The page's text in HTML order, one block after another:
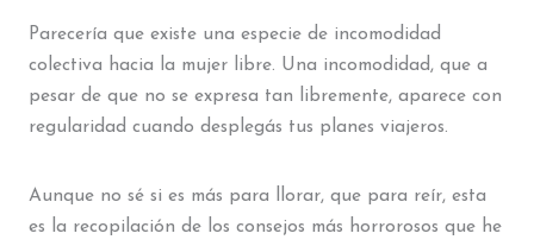
Parecería que existe una especie de incomodidad
colectiva hacia la mujer libre. Una incomodidad, que a
pesar de que no se expresa tan libremente, aparece con
regularidad cuando desplegás tus planes viajeros.
Aunque no sé si es más para llorar, que para reír, esta
es la recopilación de los consejos más horrorosos que he